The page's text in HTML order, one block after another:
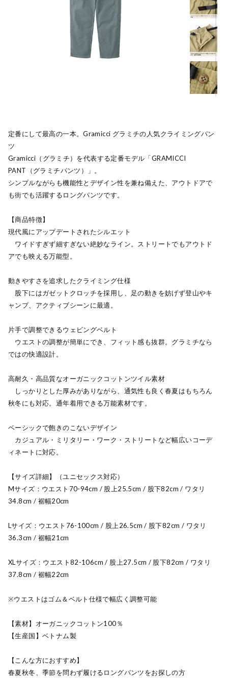
定番にして最高の一本。Gramicci グラミチの人気クライミングパン
ツ
Gramicci（グラミチ）を代表する定番モデル「GRAMICCI
PANT（グラミチパンツ）」。
シンプルながらも機能性とデザイン性を兼ね備えた、アウトドアで
も街でも活躍するロングパンツです。
【商品特徴】
現代風にアップデートされたシルエット
ワイドすぎず細すぎない絶妙なライン。ストリートでもアウトド
アでも映える万能型。
動きやすさを追求したクライミング仕様
股下にはガゼットクロッチを採用し、足の動きを妨げず登山やキ
ャンプ、アクティブシーンに最適。
片手で調整できるウェビングベルト
ウエストの調整が簡単にでき、フィット感も抜群。グラミチなら
ではの快適設計。
高耐久・高品質なオーガニックコットンツイル素材
しっかりとした厚みがありながら、通気性も良く春夏はもちろん
秋冬にも対応。通年着用できる万能素材です。
ベーシックで飽きのこないデザイン
カジュアル・ミリタリー・ワーク・ストリートなど幅広いコーデ
ィネートに対応。
【サイズ詳細】（ユニセックス対応）
Mサイズ：ウエスト70-94cm / 股上25.5cm / 股下82cm / ワタリ
34.8cm / 裾幅20cm
Lサイズ：ウエスト76-100cm / 股上26.5cm / 股下82cm / ワタリ
36.3cm / 裾幅21cm
XLサイズ：ウエスト82-106cm / 股上27.5cm / 股下82cm / ワタリ
37.8cm / 裾幅22cm
※ウエストはゴム＆ベルト仕様で幅広く調整可能
【素材】オーガニックコットン100％
【生産国】ベトナム製
【こんな方におすすめ】
春夏秋冬、季節を問わず履けるロングパンツをお探しの方